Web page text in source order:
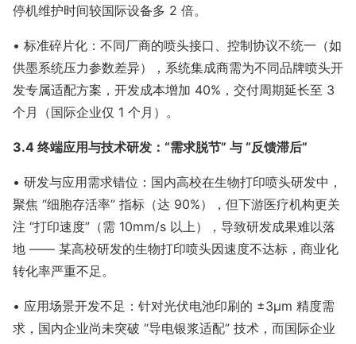
停机维护时间较国际设备多 2 倍。
• 标准碎片化：不同厂商的喷头接口、控制协议不统一（如
供墨系统压力参数差异），系统集成商需为不同品牌喷头开
发专属适配方案，开发成本增加 40%，交付周期延长至 3
个月（国际企业仅 1 个月）。
3.4 终端应用与技术研发：“需求脱节” 与 “反馈滞后”
• 研发与应用需求错位：国内高校在生物打印喷头研发中，
聚焦 “细胞存活率” 指标（达 90%），但下游医疗机构更关
注 “打印速度”（需 10mm/s 以上），导致研发成果难以落
地 —— 某高校研发的生物打印喷头因速度不达标，商业化
转化率严重不足。
• 应用场景开发不足：针对光伏电池印刷的 ±3μm 精度需
求，国内企业尚未突破 “导电银浆适配” 技术，而国际企业